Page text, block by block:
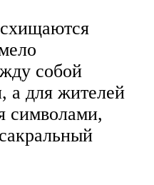
собой
а для жителей
символами,